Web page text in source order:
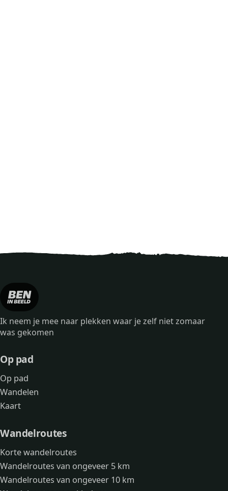
Ik neem je mee naar plekken waar je zelf niet zomaar
was gekomen
Op pad
Op pad
Wandelen
Kaart
Wandelroutes
Korte wandelroutes
Wandelroutes van ongeveer 5 km
Wandelroutes van ongeveer 10 km